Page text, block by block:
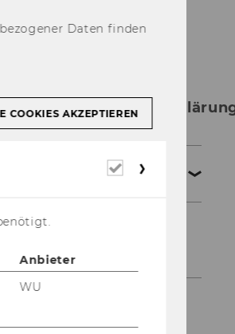
Barrierefreiheitserkläru
Barrierefreiheitserkläru
Daten finden
COOKIES AKZEPTIEREN
Erforderliche
Anbieter
WU